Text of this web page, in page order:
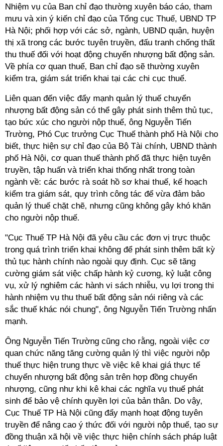
Nhiệm vụ của Ban chỉ đạo thường xuyên báo cáo, tham
mưu và xin ý kiến chỉ đạo của Tổng cục Thuế, UBND TP
Hà Nội; phối hợp với các sở, ngành, UBND quận, huyện
thị xã trong các bước tuyên truyền, đấu tranh chống thất
thu thuế đối với hoạt động chuyển nhượng bất động sản.
Về phía cơ quan thuế, Ban chỉ đạo sẽ thường xuyên
kiểm tra, giám sát triển khai tại các chi cục thuế.
Liên quan đến việc đẩy mạnh quản lý thuế chuyển
nhượng bất động sản có thể gây phát sinh thêm thủ tục,
tạo bức xúc cho người nộp thuế, ông Nguyễn Tiến
Trường, Phó Cục trưởng Cục Thuế thành phố Hà Nội cho
biết, thực hiện sự chỉ đạo của Bộ Tài chính, UBND thành
phố Hà Nội, cơ quan thuế thành phố đã thực hiện tuyên
truyền, tập huấn và triển khai thống nhất trong toàn
ngành về: các bước rà soát hồ sơ khai thuế, kế hoạch
kiểm tra giám sát, quy trình công tác để vừa đảm bảo
quản lý thuế chặt chẽ, nhưng cũng không gây khó khăn
cho người nộp thuế.
"Cục Thuế TP Hà Nội đã yêu cầu các đơn vị trực thuộc
trong quá trình triển khai không để phát sinh thêm bất kỳ
thủ tục hành chính nào ngoài quy định. Cục sẽ tăng
cường giám sát việc chấp hành kỷ cương, kỷ luật công
vụ, xử lý nghiêm các hành vi sách nhiễu, vụ lợi trong thi
hành nhiệm vụ thu thuế bất động sản nói riêng và các
sắc thuế khác nói chung", ông Nguyễn Tiến Trường nhấn
mạnh.
Ông Nguyễn Tiến Trường cũng cho rằng, ngoài việc cơ
quan chức năng tăng cường quản lý thì việc người nộp
thuế thực hiện trung thực về việc kê khai giá thực tế
chuyển nhượng bất động sản trên hợp đồng chuyển
nhượng, cũng như khi kê khai các nghĩa vụ thuế phát
sinh để bảo vệ chính quyền lợi của bản thân. Do vậy,
Cục Thuế TP Hà Nội cũng đẩy mạnh hoạt động tuyên
truyền để nâng cao ý thức đối với người nộp thuế, tạo sự
đồng thuận xã hội về việc thực hiện chính sách pháp luật